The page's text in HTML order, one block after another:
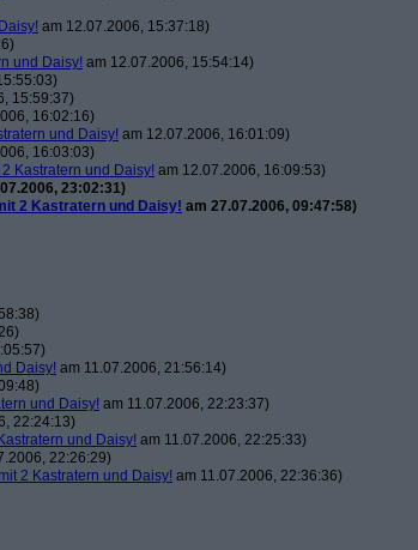
am 12.07.2006, 15:37:18)
und Daisy! am 12.07.2006, 15:54:14)
15:59:37)
16:02:16)
und Daisy! am 12.07.2006, 16:01:09)
16:03:03)
Kastratern und Daisy! am 12.07.2006, 16:09:53)
23:02:31)
2 Kastratern und Daisy! am 27.07.2006, 09:47:58)
Daisy! am 11.07.2006, 21:56:14)
und Daisy! am 11.07.2006, 22:23:37)
22:24:13)
und Daisy! am 11.07.2006, 22:25:33)
22:26:29)
2 Kastratern und Daisy! am 11.07.2006, 22:36:36)